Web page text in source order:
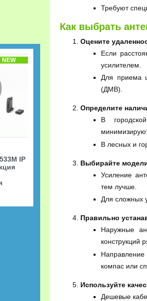
Требуют
Как выбрать
Оцените
Если
усилителем.
Для приема
(ДМВ).
Определите
В
В лесных и
Выбирайте
Усиление
тем лучше.
Для сложных
Правильно
Наружные
конструкций
компас или
Используйте
Дешевые
NEW
IP